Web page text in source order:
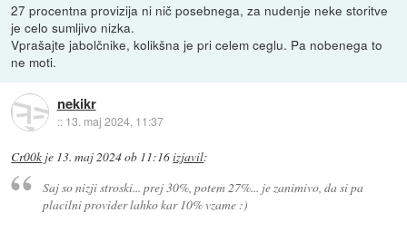
27 procentna provizija ni nič posebnega, za nudenje neke storitve
je celo sumljivo nizka.
Vprašajte jabolčnike, kolikšna je pri celem ceglu. Pa nobenega to
ne moti.
nekikr
:: 13. maj 2024, 11:37
Cr00k je 13. maj 2024 ob 11:16izjavil:
Saj so nizji stroski... prej 30%, potem 27%... je zanimivo, da si pa
placilni provider lahko kar 10% vzame :)